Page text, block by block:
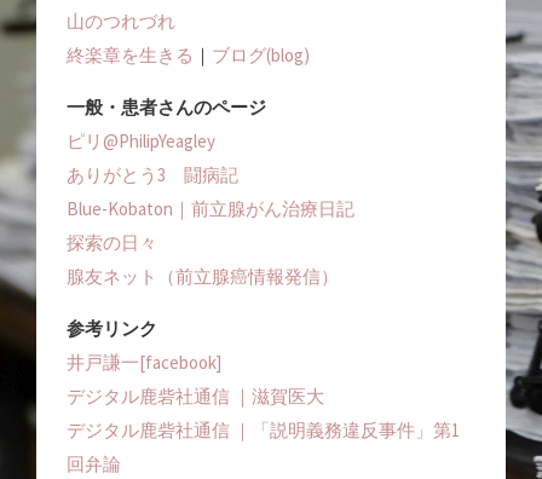
山のつれづれ
終楽章を生きる ｜ ブログ(blog)
一般・患者さんのページ
ピリ@PhilipYeagley
ありがとう3 闘病記
Blue-Kobaton｜前立腺がん治療日記
探索の日々
腺友ネット（前立腺癌情報発信）
参考リンク
井戸謙一[facebook]
デジタル鹿砦社通信 ｜滋賀医大
デジタル鹿砦社通信 ｜「説明義務違反事件」第1
回弁論